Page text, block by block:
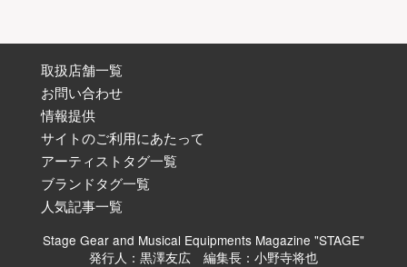
取扱店舗一覧
お問い合わせ
情報提供
サイトのご利用にあたって
アーティストタグ一覧
ブランドタグ一覧
人気記事一覧
Stage Gear and Musical Equipments Magazine "STAGE"
発行人：黒澤友広 編集長：小野寺将也